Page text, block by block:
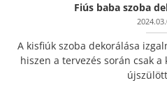
Fiús baba szoba
A kisfiúk szoba dekorálása
hiszen a tervezés során csak